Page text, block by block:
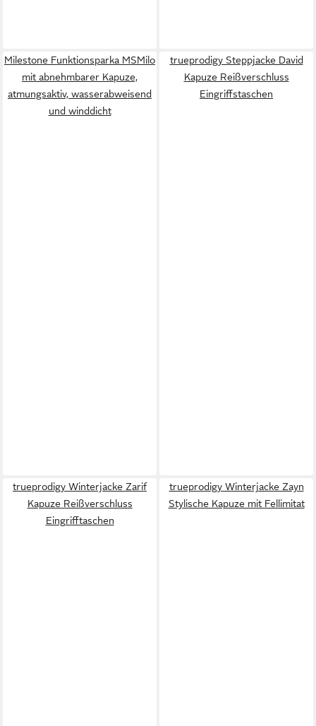
Milestone Funktionsparka MSMilo
mit abnehmbarer Kapuze,
atmungsaktiv, wasserabweisend
und winddicht
trueprodigy Steppjacke David
Kapuze Reißverschluss
Eingriffstaschen
trueprodigy Winterjacke Zarif
Kapuze Reißverschluss
Eingrifftaschen
trueprodigy Winterjacke Zayn
Stylische Kapuze mit Fellimitat